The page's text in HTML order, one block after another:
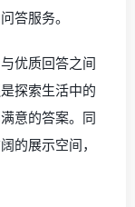
答服务。
优质回答之间
探索生活中的
意的答案。同
的展示空间，